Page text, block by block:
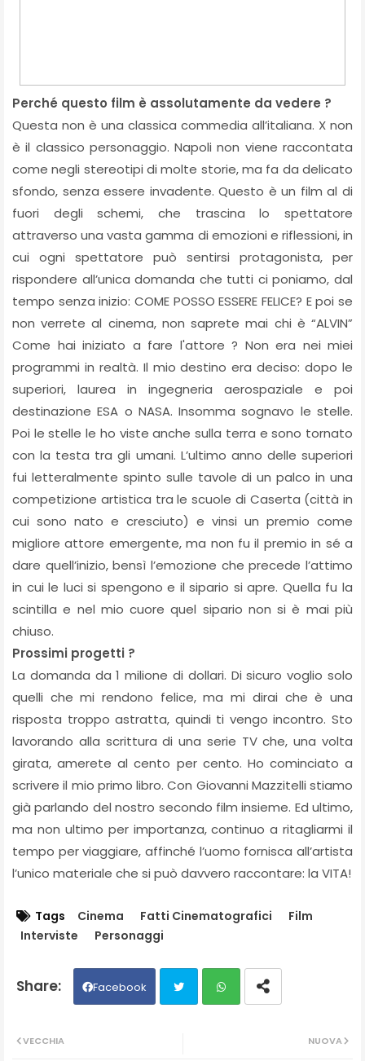
Perché questo film è assolutamente da vedere ?
Questa non è una classica commedia all’italiana. X non
è il classico personaggio. Napoli non viene raccontata
come negli stereotipi di molte storie, ma fa da delicato
sfondo, senza essere invadente. Questo è un film al di
fuori degli schemi, che trascina lo spettatore
attraverso una vasta gamma di emozioni e riflessioni, in
cui ogni spettatore può sentirsi protagonista, per
rispondere all’unica domanda che tutti ci poniamo, dal
tempo senza inizio: COME POSSO ESSERE FELICE? E poi se
non verrete al cinema, non saprete mai chi è “ALVIN”
Come hai iniziato a fare l'attore ? Non era nei miei
programmi in realtà. Il mio destino era deciso: dopo le
superiori, laurea in ingegneria aerospaziale e poi
destinazione ESA o NASA. Insomma sognavo le stelle.
Poi le stelle le ho viste anche sulla terra e sono tornato
con la testa tra gli umani. L’ultimo anno delle superiori
fui letteralmente spinto sulle tavole di un palco in una
competizione artistica tra le scuole di Caserta (città in
cui sono nato e cresciuto) e vinsi un premio come
migliore attore emergente, ma non fu il premio in sé a
dare quell’inizio, bensì l’emozione che precede l’attimo
in cui le luci si spengono e il sipario si apre. Quella fu la
scintilla e nel mio cuore quel sipario non si è mai più
chiuso.
Prossimi progetti ?
La domanda da 1 milione di dollari. Di sicuro voglio solo
quelli che mi rendono felice, ma mi dirai che è una
risposta troppo astratta, quindi ti vengo incontro. Sto
lavorando alla scrittura di una serie TV che, una volta
girata, amerete al cento per cento. Ho cominciato a
scrivere il mio primo libro. Con Giovanni Mazzitelli stiamo
già parlando del nostro secondo film insieme. Ed ultimo,
ma non ultimo per importanza, continuo a ritagliarmi il
tempo per viaggiare, affinché l’uomo fornisca all’artista
l’unico materiale che si può davvero raccontare: la VITA!
Tags Cinema Fatti Cinematografici
Film
Interviste
Personaggi
Facebook
NUOVA
VECCHIA